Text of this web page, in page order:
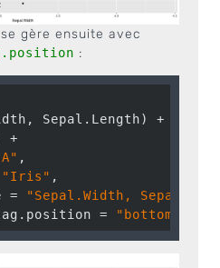
gère ensuite avec
:
Sepal.Length) +
+
,
"Iris" ,
=
"Sepal.Width,
=
"bottomleft"